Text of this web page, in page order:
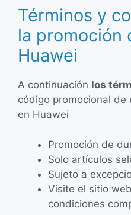
Términos y
la promoción
Huawei
A continuación los
código promocional
en Huawei
Promoción de
Solo artículos
Sujeto a
Visite el sitio
condiciones